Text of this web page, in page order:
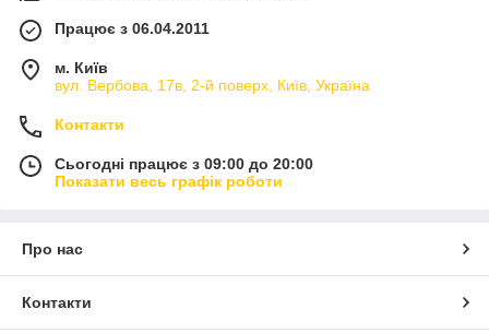
Працює з 06.04.2011
м. Київ
вул. Вербова, 17в, 2-й поверх, Київ, Україна
Контакти
Сьогодні працює з 09:00 до 20:00
Показати весь графік роботи
Про нас
Контакти